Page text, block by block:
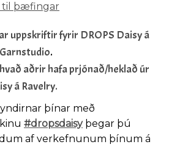
til þæfingar
uppskriftir fyrir DROPS Daisy á
.
aðrir hafa prjónað/heklað úr
á Ravelry.
þínar með
#dropsdaisyþegar þú
af verkefnunum þínum á